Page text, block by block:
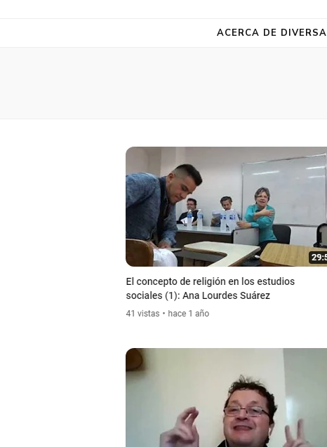
ACERCA DE DIVERSA